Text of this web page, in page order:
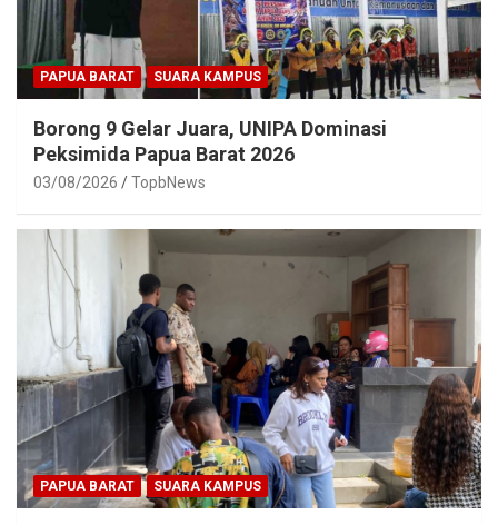
PAPUA BARAT SUARA KAMPUS
Borong 9 Gelar Juara, UNIPA Dominasi
Peksimida Papua Barat 2026
03/08/2026 TopbNews
PAPUA BARAT SUARA KAMPUS